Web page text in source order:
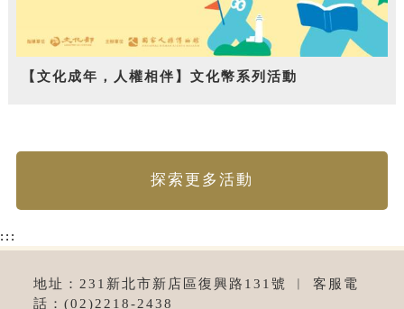
【文化成年，人權相伴】文化幣系列活動
探索更多活動
:::
地址：231新北市新店區復興路131號 ︱ 客服電
話：(02)2218-2438